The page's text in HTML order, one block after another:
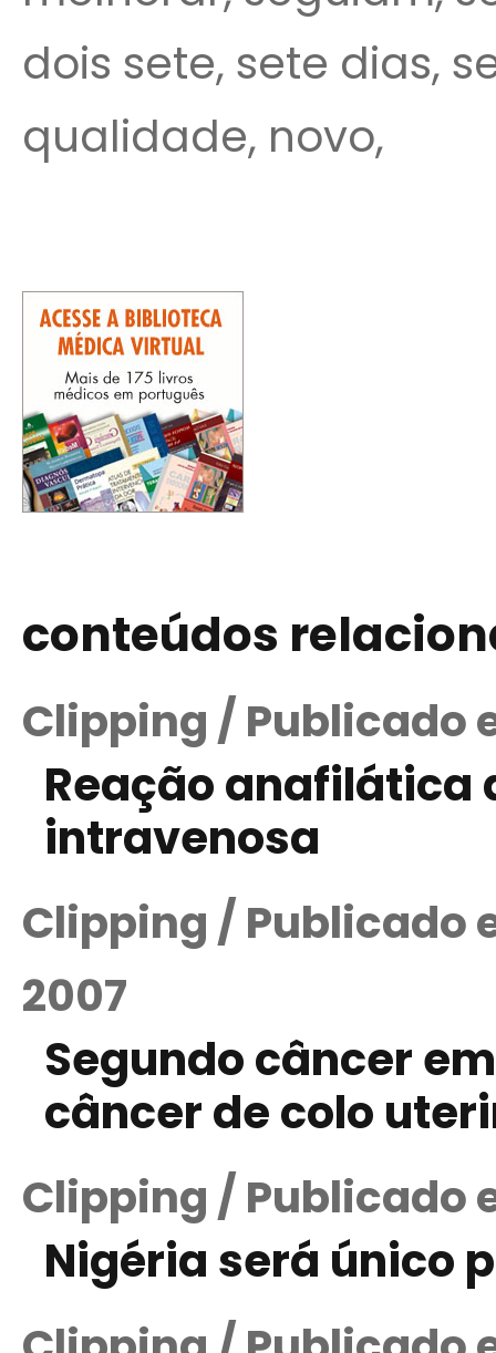
dois sete, sete dias,
qualidade, novo,
conteúdos
Clipping / Publicado
Reação anafilática
intravenosa
Clipping / Publicado
2007
Segundo câncer
câncer de colo
Clipping / Publicado
Nigéria será único